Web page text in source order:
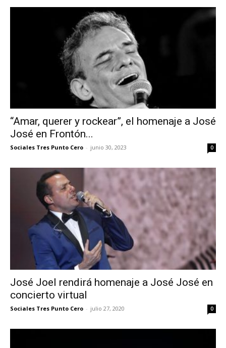
“Amar, querer y rockear”, el homenaje a José
José en Frontón...
Sociales Tres Punto Cero - junio 30, 2023 0
José Joel rendirá homenaje a José José en
concierto virtual
Sociales Tres Punto Cero - julio 27, 2020 0